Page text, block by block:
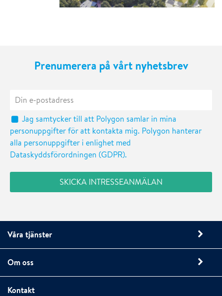
Prenumerera på vårt nyhetsbrev
Jag samtycker till att Polygon samlar in mina
personuppgifter för att kontakta mig. Polygon hanterar
alla personuppgifter i enlighet med
Dataskyddsförordningen (GDPR).
Våra tjänster
Om oss
Kontakt